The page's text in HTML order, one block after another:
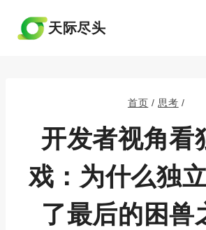
天际尽头
首页 / 思考 /
开发者视角看
戏：为什么独
了最后的困兽